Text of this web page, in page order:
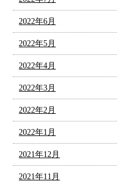
2022年6月
2022年5月
2022年4月
2022年3月
2022年2月
2022年1月
2021年12月
2021年11月